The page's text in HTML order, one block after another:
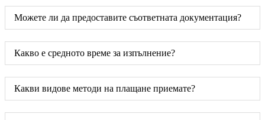
Можете ли да предоставите съответната документация?
Какво е средното време за изпълнение?
Какви видове методи на плащане приемате?